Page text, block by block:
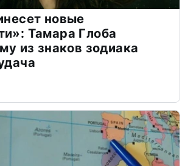
новые
Тамара Глоба
из знаков зодиака